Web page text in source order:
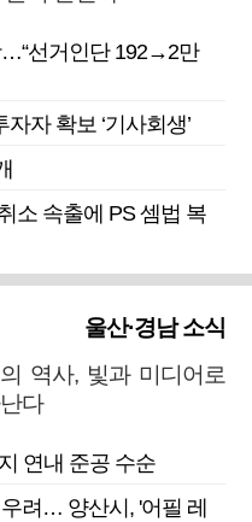
…“선거인단 192→2만
자 확보 ‘기사회생’
소 속출에 PS 셈법 복
울산·경남 소식
역사, 빛과 미디어로
다
연내 준공 수순
려… 양산시, '어필 레